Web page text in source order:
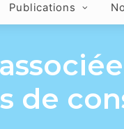
Publications
de